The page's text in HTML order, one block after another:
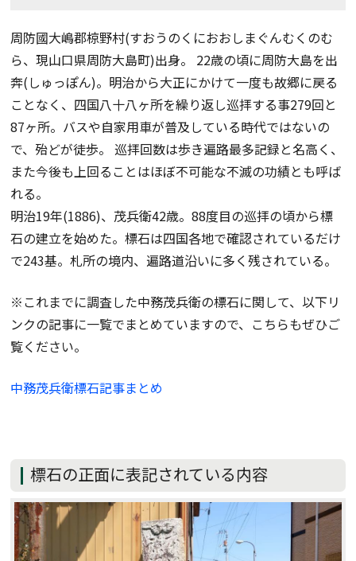
周防國大嶋郡椋野村(すおうのくにおおしまぐんむくのむ
ら、現山口県周防大島町)出身。 22歳の頃に周防大島を出
奔(しゅっぽん)。明治から大正にかけて一度も故郷に戻る
ことなく、四国八十八ヶ所を繰り返し巡拝する事279回と
87ヶ所。バスや自家用車が普及している時代ではないの
で、殆どが徒歩。 巡拝回数は歩き遍路最多記録と名高く、
また今後も上回ることはほぼ不可能な不滅の功績とも呼ば
れる。
明治19年(1886)、茂兵衛42歳。88度目の巡拝の頃から標
石の建立を始めた。標石は四国各地で確認されているだけ
で243基。札所の境内、遍路道沿いに多く残されている。
※これまでに調査した中務茂兵衛の標石に関して、以下リ
ンクの記事に一覧でまとめていますので、こちらもぜひご
覧ください。
中務茂兵衛標石記事まとめ
標石の正面に表記されている内容